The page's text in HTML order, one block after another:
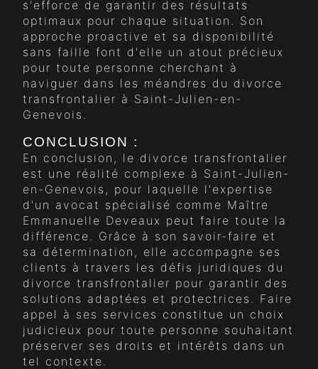
s'efforce de garantir des résultats
optimaux pour chaque situation. Son
approche proactive et sa disponibilité
sans faille font d'elle un atout précieux
pour toute personne cherchant à
naviguer dans les méandres du divorce
transfrontalier à Saint-Julien-en-
Genevois.
CONCLUSION :
En conclusion, le divorce transfrontalier
est une réalité complexe à Saint-Julien-
en-Genevois, pour laquelle l'expertise
d'un avocat spécialisé comme Maître
Emmanuelle Deveaux peut faire toute la
différence. Grâce à son savoir-faire et
sa détermination, elle accompagne ses
clients à travers les défis juridiques du
divorce transfrontalier pour garantir des
solutions adaptées et protectrices. Faire
appel à ses services constitue un choix
judicieux pour toute personne souhaitant
préserver ses droits et intérêts dans un
tel contexte.